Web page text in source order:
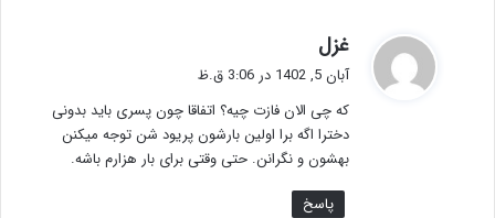
غزل
ف
:
آبان 5, 1402 در 3:06 ق.ظ
که چی الان فازت چیه؟ اتفاقا چون پسری باید بدونی
دخترا اگه برا اولین بارشون پریود شن توجه میکنن
بهشون و نگرانن. حتی وقتی برای بار هزارم باشه.
پاسخ